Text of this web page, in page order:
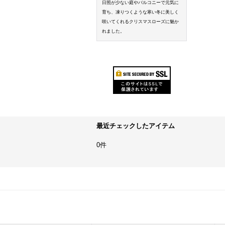
日照が少ない庭やバルコニーで元気に
育ち、凍りつくような寒い冬に美しく
咲いてくれるクリスマスローズに魅か
れました。
最近チェックしたアイテム
0件